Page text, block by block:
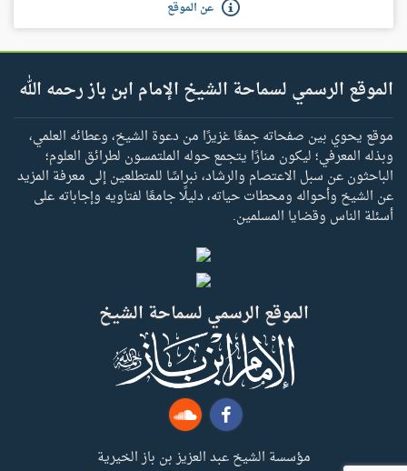
عن الموقع
الموقع الرسمي لسماحة الشيخ الإمام ابن باز رحمه الله
موقع يحوي بين صفحاته جمعًا غزيرًا من دعوة الشيخ، وعطائه العلمي،
وبذله المعرفي؛ ليكون منارًا يتجمع حوله الملتمسون لطرائق العلوم؛
الباحثون عن سبل الاعتصام والرشاد، نبراسًا للمتطلعين إلى معرفة المزيد
عن الشيخ وأحواله ومحطات حياته، دليلًا جامعًا لفتاويه وإجاباته على
أسئلة الناس وقضايا المسلمين.
الموقع الرسمي لسماحة الشيخ
مؤسسة الشيخ عبد العزيز بن باز الخيرية